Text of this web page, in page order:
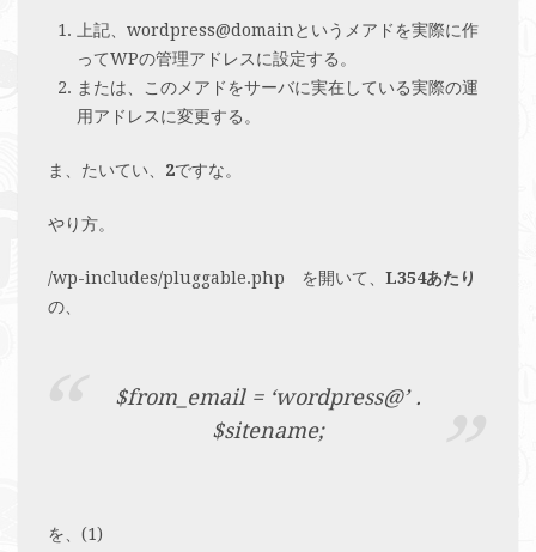
上記、wordpress@domainというメアドを実際に作
ってWPの管理アドレスに設定する。
または、このメアドをサーバに実在している実際の運
用アドレスに変更する。
ま、たいてい、 2ですな。
やり方。
/wp-includes/pluggable.php を開いて、 L354あたり
の、
$from_email = ‘wordpress@’ .
$sitename;
を、(1)